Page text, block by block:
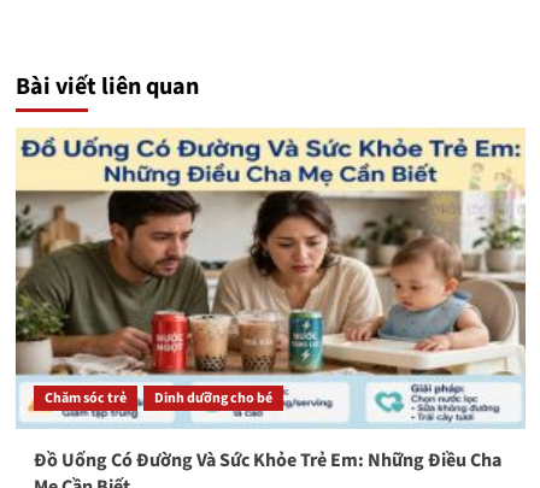
Bài viết liên quan
Chăm sóc trẻ Dinh dưỡng cho bé
Đồ Uống Có Đường Và Sức Khỏe Trẻ Em: Những Điều Cha